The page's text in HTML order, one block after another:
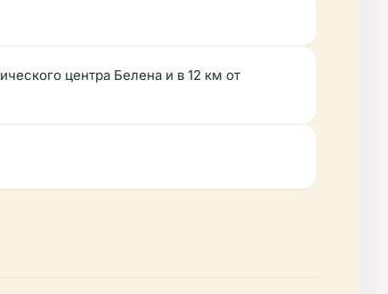
центра Белена и в 12 км от